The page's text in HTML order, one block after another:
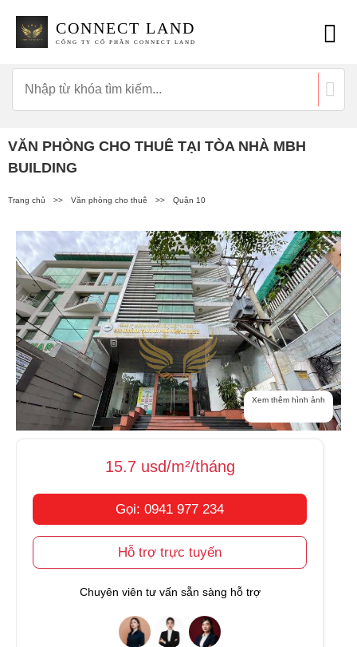
CONNECT LAND
CÔNG TY CỔ PHẦN CONNECT LAND
VĂN PHÒNG CHO THUÊ TẠI TÒA NHÀ MBH
BUILDING
Trang chủ >> Văn phòng cho thuê >> Quận 10
Xem thêm hình ảnh
15.7 usd/m²/tháng
Gọi: 0941 977 234
Hỗ trợ trực tuyến
Chuyên viên tư vấn sẵn sàng hỗ trợ